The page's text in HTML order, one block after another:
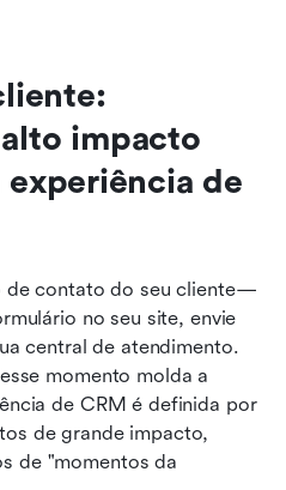
impacto
de
de contato do seu cliente—
no seu site, envie
central de atendimento.
momento molda a
de CRM é definida por
de grande impacto,
de "momentos da